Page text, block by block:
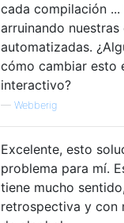
cada compilación ...
arruinando
automatizadas.
cómo cambiar esto
interactivo?
— Webberig
Excelente, esto
problema para mí.
tiene mucho
retrospectiva y con